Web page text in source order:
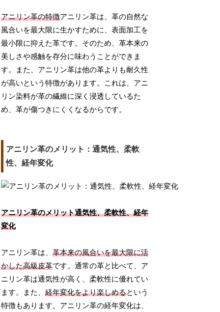
アニリン革の特徴アニリン革は、革の自然な
風合いを最大限に生かすために、表面加工を
最小限に抑えた革です。そのため、革本来の
美しさや感触を存分に味わうことができま
す。また、アニリン革は他の革よりも耐久性
が高いという特徴があります。これは、アニ
リン染料が革の繊維に深く浸透しているた
め、革が傷つきにくくなるからです。
アニリン革のメリット：通気性、柔軟
性、経年変化
アニリン革のメリット通気性、柔軟性、経年
変化
アニリン革は、革本来の風合いを最大限に活
かした高級皮革です。通常の革と比べて、ア
ニリン革は通気性が高く、柔軟性に優れてい
ます。また、経年変化をより楽しめるという
特徴もあります。アニリン革の経年変化は、